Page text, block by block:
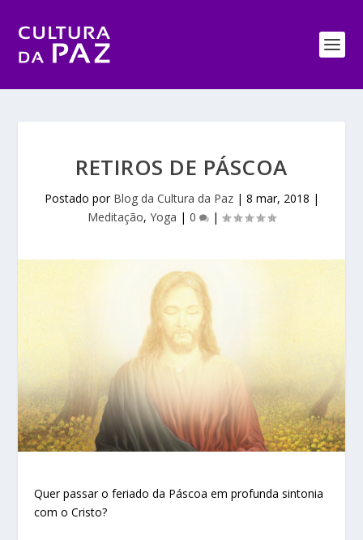
RETIROS DE PÁSCOA
Postado por Blog da Cultura da Paz| 8 mar, 2018 |
Meditação, Yoga | 0 |
Quer passar o feriado da Páscoa em profunda sintonia
com o Cristo?